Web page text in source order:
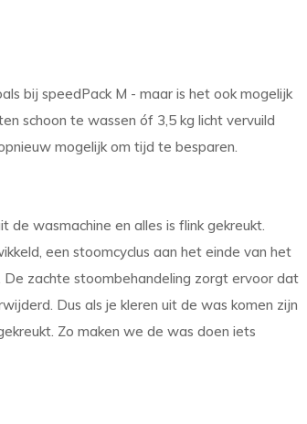
bij speedPack M - maar is het ook mogelijk
schoon te wassen óf 3,5 kg licht vervuild
mogelijk om tijd te besparen.
de wasmachine en alles is flink gekreukt.
een stoomcyclus aan het einde van het
zachte stoombehandeling zorgt ervoor dat
Dus als je kleren uit de was komen zijn
Zo maken we de was doen iets